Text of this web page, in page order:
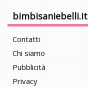
bimbisaniebelli.it
Contatti
Chi siamo
Pubblicità
Privacy